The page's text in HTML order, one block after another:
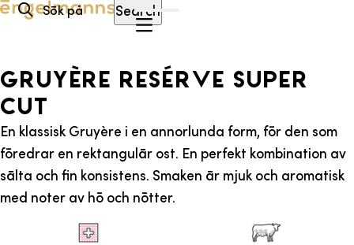
Hoppa till innehållSearch
Gruyère Resérve Super
Cut
En klassisk Gruyère i en annorlunda form, för den som
föredrar en rektangulär ost. En perfekt kombination av
sälta och fin konsistens. Smaken är mjuk och aromatisk
med noter av hö och nötter.